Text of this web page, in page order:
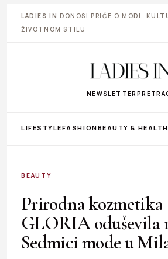
LADIES IN DONOSI PRIČE O MODI,
ŽIVOTNOM STILU
NEWSLETTER
LIFESTYLEFASHIONBEAUTY & HEALTH
BEAUTY
Prirodna kozmetika
GLORIA oduševila
Sedmici mode u